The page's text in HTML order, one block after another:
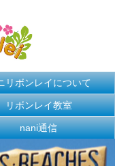
リボンレイについて
リボンレイ教室
nani通信